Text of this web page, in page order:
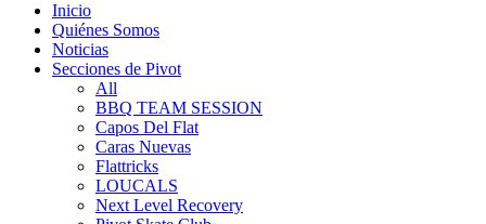
Inicio
Quiénes Somos
Noticias
Secciones de Pivot
All
BBQ TEAM SESSION
Capos Del Flat
Caras Nuevas
Flattricks
LOUCALS
Next Level Recovery